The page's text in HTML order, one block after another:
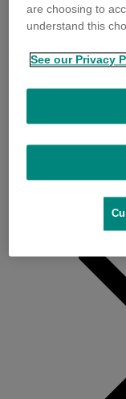
are choosing to
understand this
See our Privacy